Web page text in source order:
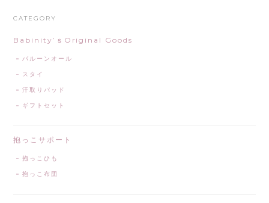
CATEGORY
Babinity’ｓOriginal Goods
バルーンオール
スタイ
汗取りパッド
ギフトセット
抱っこサポート
抱っこひも
抱っこ布団